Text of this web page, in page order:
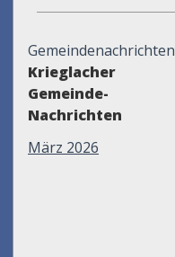
Gemeindenachrichten
Krieglacher
Gemeinde-
Nachrichten
März 2026